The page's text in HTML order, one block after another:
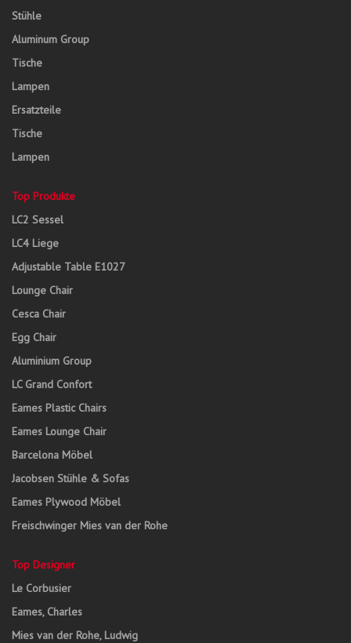
Stühle
Aluminum Group
Tische
Lampen
Ersatzteile
Tische
Lampen
Top Produkte
LC2 Sessel
LC4 Liege
Adjustable Table E1027
Lounge Chair
Cesca Chair
Egg Chair
Aluminium Group
LC Grand Confort
Eames Plastic Chairs
Eames Lounge Chair
Barcelona Möbel
Jacobsen Stühle & Sofas
Eames Plywood Möbel
Freischwinger Mies van der Rohe
Top Designer
Le Corbusier
Eames, Charles
Mies van der Rohe, Ludwig